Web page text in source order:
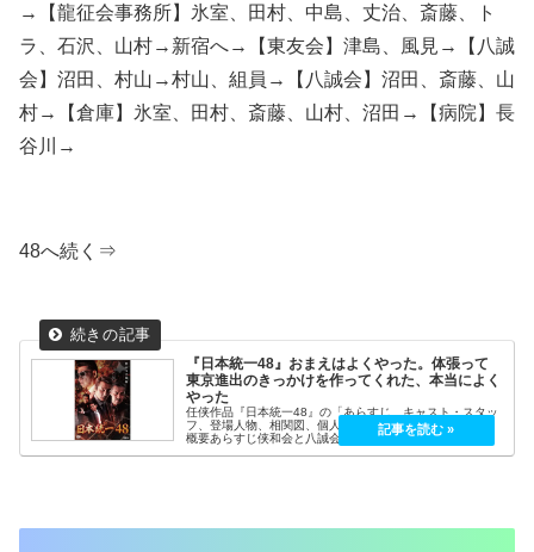
→【龍征会事務所】氷室、田村、中島、丈治、斎藤、ト
ラ、石沢、山村→新宿へ→【東友会】津島、風見→【八誠
会】沼田、村山→村山、組員→【八誠会】沼田、斎藤、山
村→【倉庫】氷室、田村、斎藤、山村、沼田→【病院】長
谷川→
48へ続く⇒
『日本統一48』おまえはよくやった。体張って
東京進出のきっかけを作ってくれた、本当によく
やった
任侠作品『日本統一48』の「あらすじ、キャスト・スタッ
フ、登場人物、相関図、個人の感想」を記載しています。
概要あらすじ侠和会と八誠会との抗争勃発！！暗躍する裏